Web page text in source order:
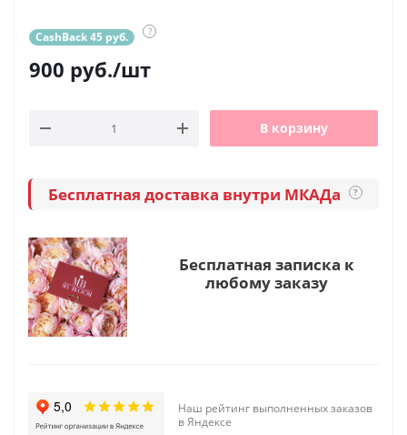
CashBack 45 руб. ?
900 руб./шт
В корзину
Бесплатная доставка внутри МКАДа ?
Бесплатная записка к
любому заказу
Наш рейтинг выполненных заказов
в Яндексе